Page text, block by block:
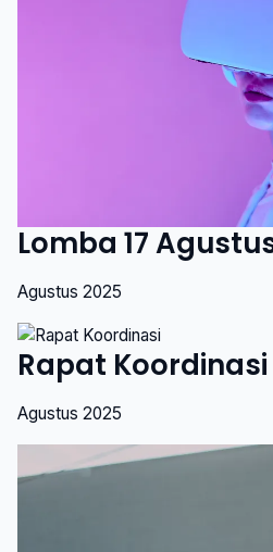
Lomba 17
Agustus 2025
Rapat Koordinasi
Agustus 2025